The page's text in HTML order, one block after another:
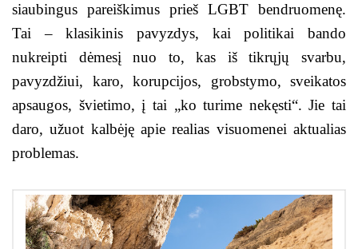
siaubingus pareiškimus prieš LGBT bendruomenę.
Tai – klasikinis pavyzdys, kai politikai bando
nukreipti dėmesį nuo to, kas iš tikrųjų svarbu,
pavyzdžiui, karo, korupcijos, grobstymo, sveikatos
apsaugos, švietimo, į tai „ko turime nekęsti“. Jie tai
daro, užuot kalbėję apie realias visuomenei aktualias
problemas.